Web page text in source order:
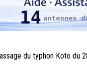
du typhon Koto du